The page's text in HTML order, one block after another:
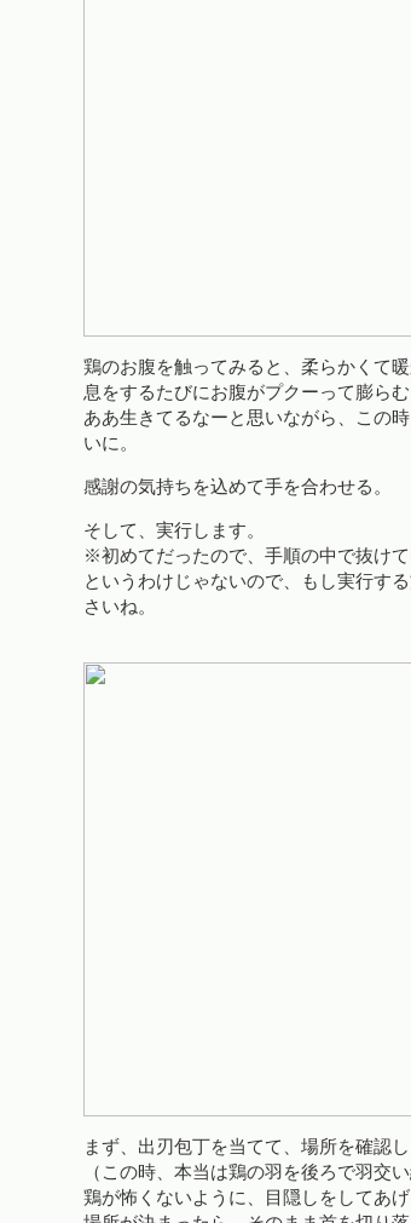
鶏のお腹を触ってみると、柔らかくて暖
息をするたびにお腹がプクーって膨らむ
ああ生きてるなーと思いながら、この
いに。
感謝の気持ちを込めて手を合わせる。
そして、実行します。
※初めてだったので、手順の中で抜け
というわけじゃないので、もし実行す
さいね。
まず、出刃包丁を当てて、場所を確認し
（この時、本当は鶏の羽を後ろで羽交
鶏が怖くないように、目隠しをしてあげ